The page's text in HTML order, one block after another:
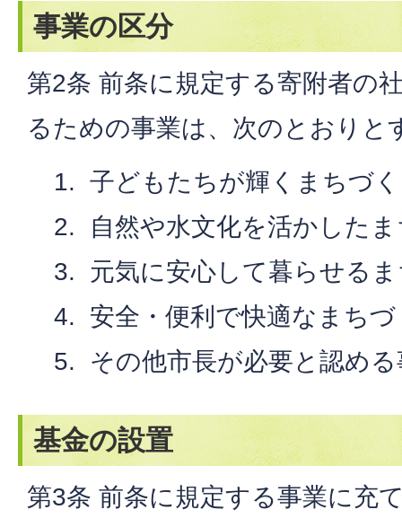
事業の区分
第2条 前条に規定する寄附者の
るための事業は、次のとおりと
子どもたちが輝くまちづ
自然や水文化を活かした
元気に安心して暮らせる
安全・便利で快適なまち
その他市長が必要と認め
基金の設置
第3条 前条に規定する事業に充